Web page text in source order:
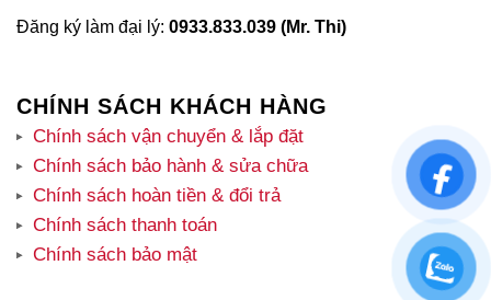
Đăng ký làm đại lý: 0933.833.039 (Mr. Thi)
CHÍNH SÁCH KHÁCH HÀNG
Chính sách vận chuyển & lắp đặt
Chính sách bảo hành & sửa chữa
Chính sách hoàn tiền & đổi trả
Chính sách thanh toán
Chính sách bảo mật